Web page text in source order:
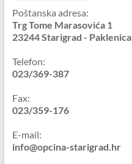
Poštanska adresa:
Trg Tome Marasovića 1
23244 Starigrad - Paklenica
Telefon:
023/369-387
Fax:
023/359-176
E-mail:
info@opcina-starigrad.hr